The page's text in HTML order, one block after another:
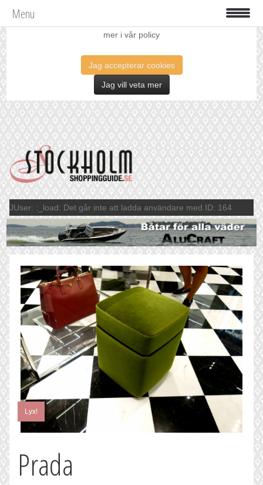
Vi använder oss av cookies för att förbättra din upplevelse. Läs
mer i vår policy
Jag accepterar cookies
Jag vill veta mer
Menu
JUser: :_load: Det går inte att ladda användare med ID: 164
Lyx!
Prada